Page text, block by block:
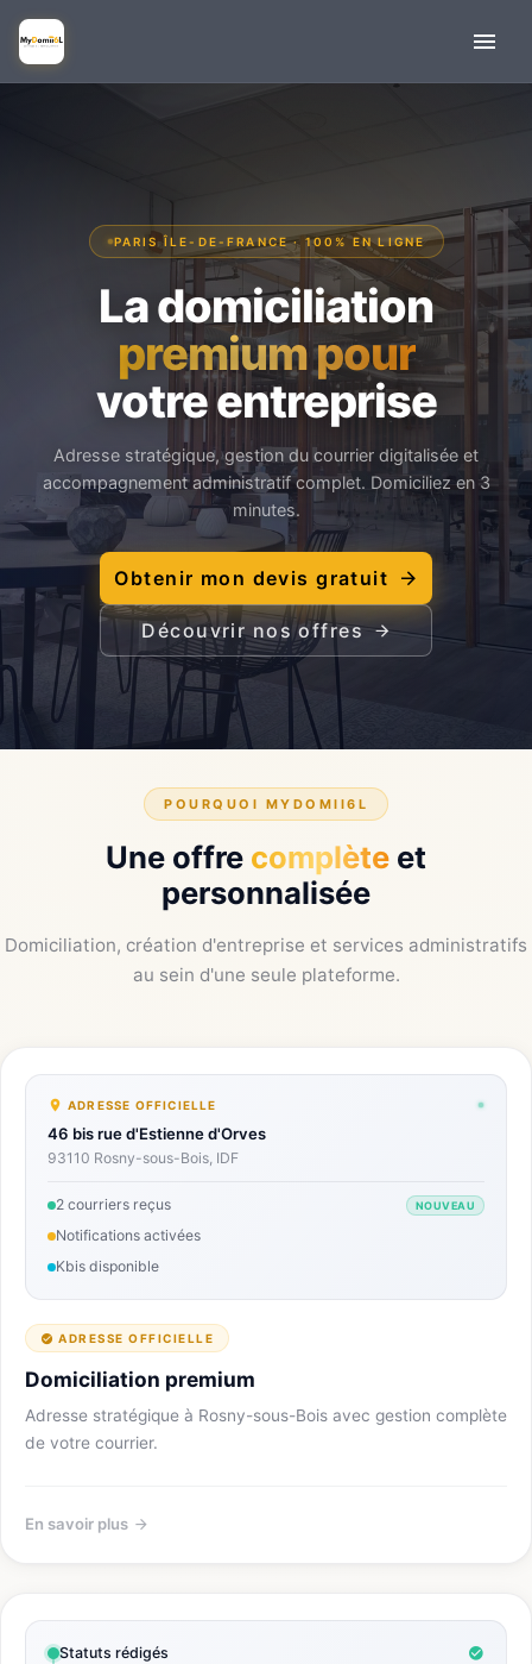
PARIS ÎLE-DE-FRANCE · 100% EN LIGNE
La domiciliation
premium pour
votre entreprise
Adresse stratégique, gestion du courrier digitalisée et
accompagnement administratif complet. Domiciliez en 3
minutes.
Obtenir mon devis gratuit
Découvrir nos offres
POURQUOI MYDOMII6L
Une offre complète et
personnalisée
Domiciliation, création d'entreprise et services administratifs
au sein d'une seule plateforme.
ADRESSE OFFICIELLE
46 bis rue d'Estienne d'Orves
93110 Rosny-sous-Bois, IDF
2 courriers reçus NOUVEAU
Notifications activées
Kbis disponible
ADRESSE OFFICIELLE
Domiciliation premium
Adresse stratégique à Rosny-sous-Bois avec gestion complète
de votre courrier.
En savoir plus
Statuts rédigés